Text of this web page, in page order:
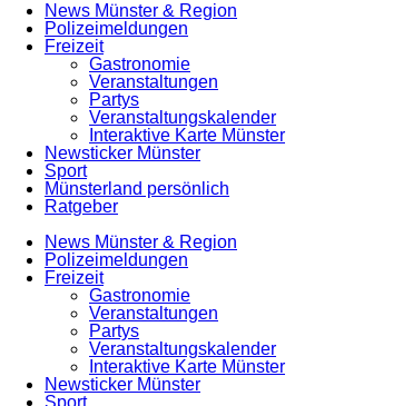
News Münster & Region
Polizeimeldungen
Freizeit
Gastronomie
Veranstaltungen
Partys
Veranstaltungskalender
Interaktive Karte Münster
Newsticker Münster
Sport
Münsterland persönlich
Ratgeber
News Münster & Region
Polizeimeldungen
Freizeit
Gastronomie
Veranstaltungen
Partys
Veranstaltungskalender
Interaktive Karte Münster
Newsticker Münster
Sport